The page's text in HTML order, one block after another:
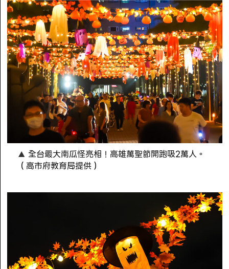
全台最大南瓜怪亮相！高雄萬聖節開跑吸2萬人。
（高市府教育局提供）